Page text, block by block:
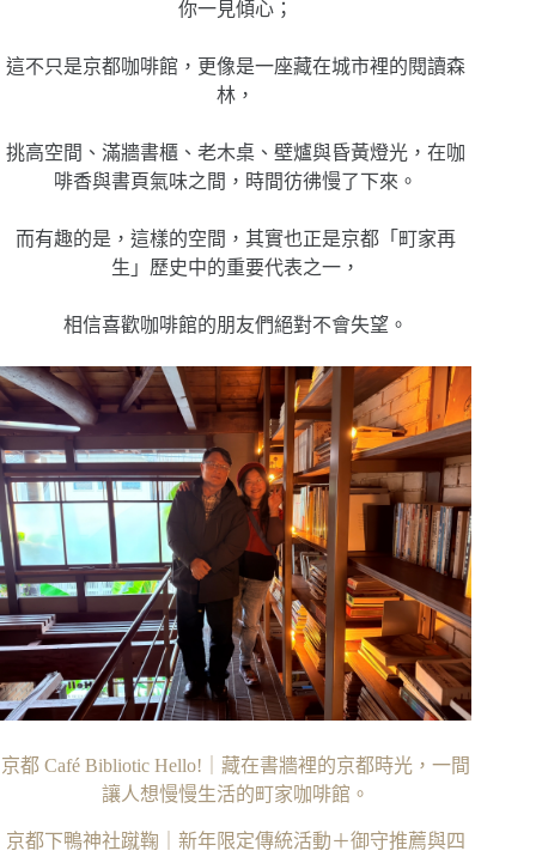
你一見傾心；
這不只是京都咖啡館，更像是一座藏在城市裡的閱讀森
林，
挑高空間、滿牆書櫃、老木桌、壁爐與昏黃燈光，在咖
啡香與書頁氣味之間，時間彷彿慢了下來。
而有趣的是，這樣的空間，其實也正是京都「町家再
生」歷史中的重要代表之一，
相信喜歡咖啡館的朋友們絕對不會失望。
京都 Café Bibliotic Hello!｜藏在書牆裡的京都時光，一間
讓人想慢慢生活的町家咖啡館。
京都下鴨神社蹴鞠｜新年限定傳統活動＋御守推薦與四